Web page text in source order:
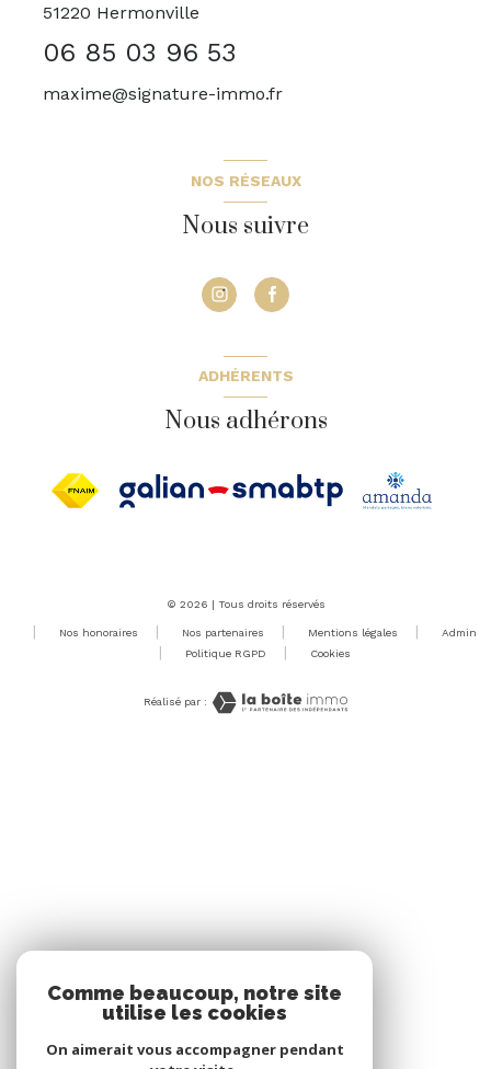
51220 Hermonville
06 85 03 96 53
maxime@signature-immo.fr
NOS RÉSEAUX
Nous suivre
ADHÉRENTS
Nous adhérons
© 2026 | Tous droits réservés
Nos honoraires Nos partenaires Mentions légales
Admin
Politique RGPD
Cookies
Réalisé par :
Comme beaucoup, notre site
utilise les cookies
On aimerait vous accompagner pendant